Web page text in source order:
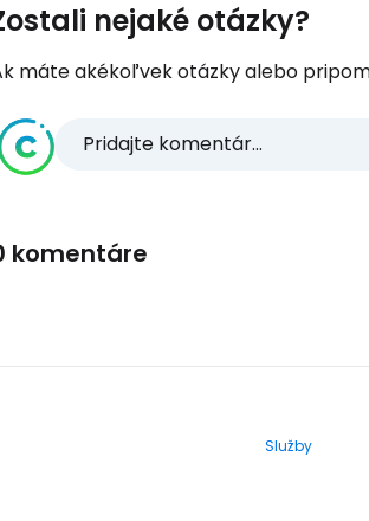
nejaké otázky?
máte akékoľvek otázky alebo
Pridajte komentár...
komentáre
Služby